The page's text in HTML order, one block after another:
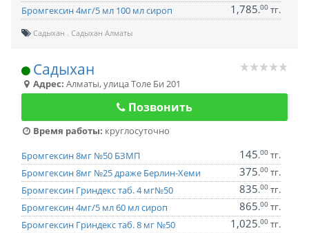
Бромгексин 4мг/5 мл 100 мл сироп
1,785.00 тг.
Садыхан Садыхан Алматы
Садыхан
Адрес: Алматы,улица Толе Би 201
Позвонить
Время работы: круглосуточно
Бромгексин 8мг №50 БЗМП
145.00 тг.
Бромгексин 8мг №25 драже Берлин-Хеми
375.00 тг.
Бромгексин Гриндекс таб. 4 мг№50
835.00 тг.
Бромгексин 4мг/5 мл 60 мл сироп
865.00 тг.
Бромгексин Гриндекс таб. 8 мг №50
1,025.00 тг.